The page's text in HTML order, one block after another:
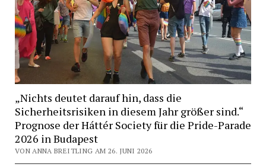
„Nichts deutet darauf hin, dass die
Sicherheitsrisiken in diesem Jahr größer sind.“
Prognose der Háttér Society für die Pride-Parade
2026 in Budapest
VON ANNA BREITLING AM 26. JUNI 2026